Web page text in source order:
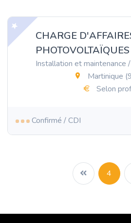
CHARGE
Installation et maintenance
Martinique
Selon
Confirmé / CDI
4